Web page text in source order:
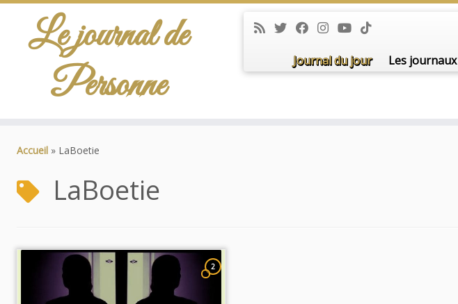
Le journal de
Personne
Journal du jour Les journaux
Accueil » LaBoetie
LaBoetie
2